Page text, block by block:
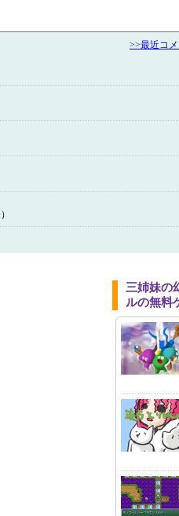
>>最近コ
三姉妹の
ルの無料